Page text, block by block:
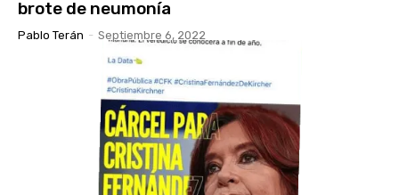
brote de neumonía
Pablo Terán - Septiembre 6, 2022